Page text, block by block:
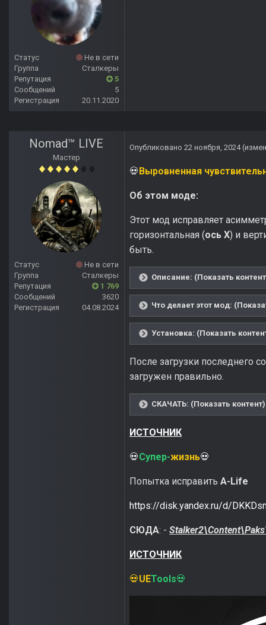
Статус
Не в сети
Группа
Сталкеры
Репутация
5
Сообщений
5
Регистрация
20.11.2020
Nomad™ LIVE
Мастер
Статус
Не в сети
Группа
Сталкеры
Репутация
1 769
Сообщений
3620
Регистрация
04.08.2024
Опубликовано 22 ноября, 2024
💀 Выровненная
Об этом моде:
Этот мод исправляет
горизонтальная (ось X) и
быть.
Описание: (Показать
Что делает этот мод:
Установка: (Показать
После загрузки последнего
загружен правильно.
СКАЧАТЬ: (Показать контент)
ИСТОЧНИК
💀Супер-жизнь💀
Попытка исправить A-Life
https://disk.yandex.ru/d/
СЮДА: -
ИСТОЧНИК
💀UETools💀